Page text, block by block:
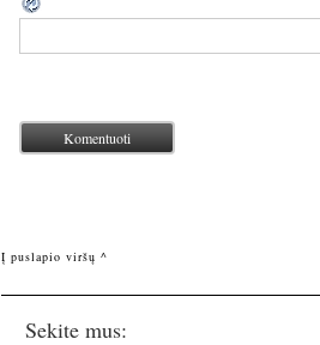
Į puslapio viršų ^
Sekite mus: